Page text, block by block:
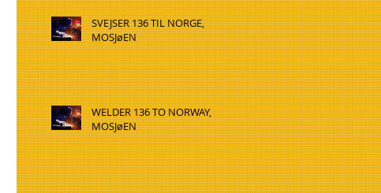
SVEJSER 136 TIL NORGE,
MOSJøEN
WELDER 136 TO NORWAY,
MOSJøEN